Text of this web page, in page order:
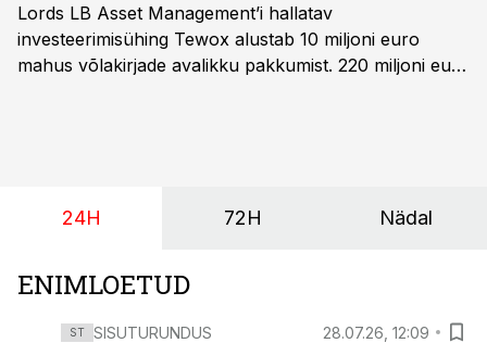
Lords LB Asset Management’i hallatav
investeerimisühing Tewox alustab 10 miljoni euro
mahus võlakirjade avalikku pakkumist. 220 miljoni euro
24H 72H Nädal
ENIMLOETUD
ST SISUTURUNDUS 28.07.26, 12:09